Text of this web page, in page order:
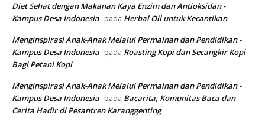
Diet Sehat dengan Makanan Kaya Enzim dan Antioksidan -
Kampus Desa Indonesia pada Herbal Oil untuk Kecantikan
Menginspirasi Anak-Anak Melalui Permainan dan Pendidikan -
Kampus Desa Indonesia pada Roasting Kopi dan Secangkir Kopi
Bagi Petani Kopi
Menginspirasi Anak-Anak Melalui Permainan dan Pendidikan -
Kampus Desa Indonesia pada Bacarita, Komunitas Baca dan
Cerita Hadir di Pesantren Karanggenting